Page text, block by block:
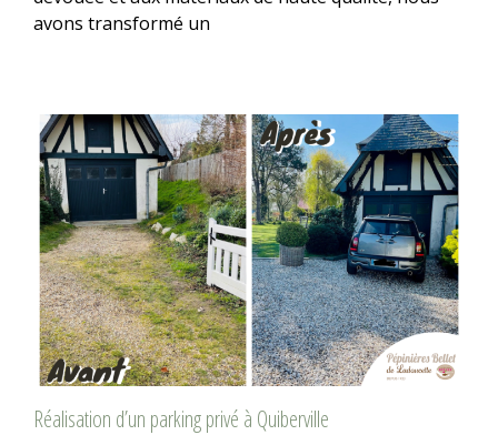
avons transformé un
Réalisation d’un parking privé à Quiberville